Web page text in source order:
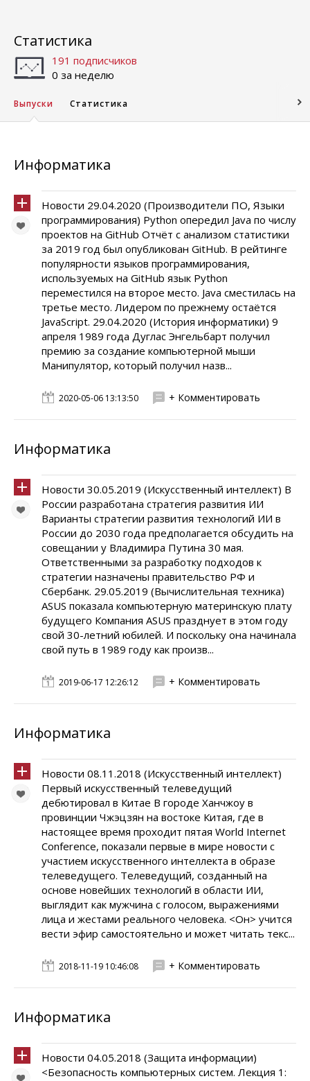
Статистика
191 подписчиков
0 за неделю
Выпуски Статистика
Информатика
Новости 29.04.2020 (Производители ПО, Языки
программирования) Python опередил Java по числу
проектов на GitHub Отчёт с анализом статистики
за 2019 год был опубликован GitHub. В рейтинге
популярности языков программирования,
используемых на GitHub язык Python
переместился на второе место. Java сместилась на
третье место. Лидером по прежнему остаётся
JavaScript. 29.04.2020 (История информатики) 9
апреля 1989 года Дуглас Энгельбарт получил
премию за создание компьютерной мыши
Манипулятор, который получил назв...
2020-05-06 13:13:50 + Комментировать
Информатика
Новости 30.05.2019 (Искусственный интеллект) В
России разработана стратегия развития ИИ
Варианты стратегии развития технологий ИИ в
России до 2030 года предполагается обсудить на
совещании у Владимира Путина 30 мая.
Ответственными за разработку подходов к
стратегии назначены правительство РФ и
Сбербанк. 29.05.2019 (Вычислительная техника)
ASUS показала компьютерную материнскую плату
будущего Компания ASUS празднует в этом году
свой 30-летний юбилей. И поскольку она начинала
свой путь в 1989 году как произв...
2019-06-17 12:26:12 + Комментировать
Информатика
Новости 08.11.2018 (Искусственный интеллект)
Первый искусственный телеведущий
дебютировал в Китае В городе Ханчжоу в
провинции Чжэцзян на востоке Китая, где в
настоящее время проходит пятая World Internet
Conference, показали первые в мире новости с
участием искусственного интеллекта в образе
телеведущего. Телеведущий, созданный на
основе новейших технологий в области ИИ,
выглядит как мужчина с голосом, выражениями
лица и жестами реального человека. <Он> учится
вести эфир самостоятельно и может читать текс...
2018-11-19 10:46:08 + Комментировать
Информатика
Новости 04.05.2018 (Защита информации)
<Безопасность компьютерных систем. Лекция 1: